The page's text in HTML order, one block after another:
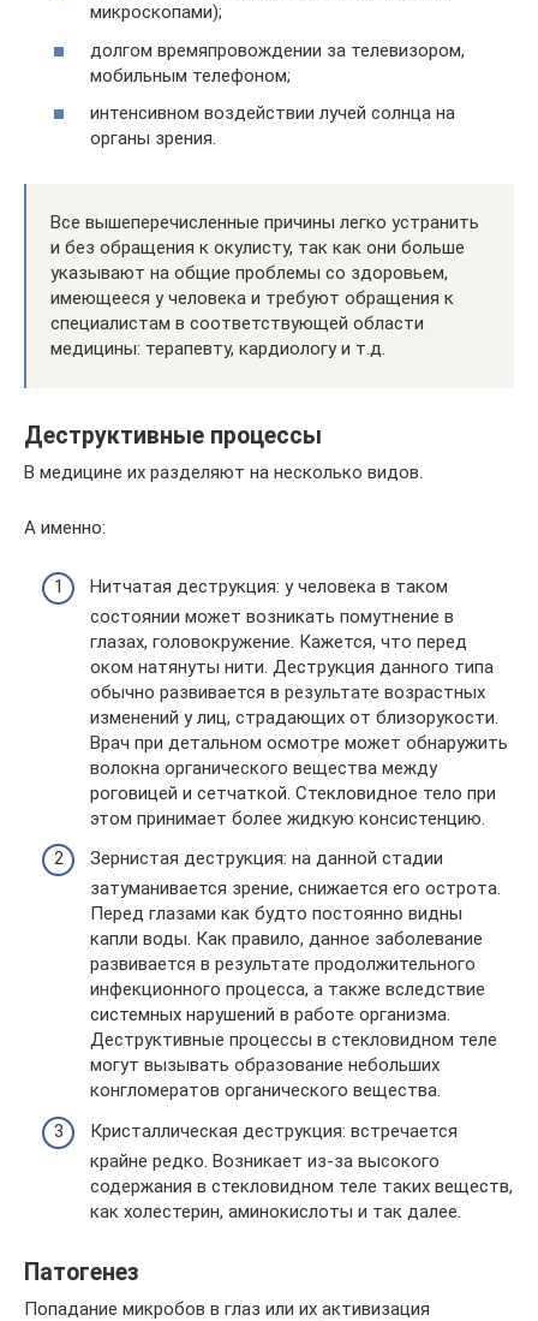
микроскопами);
долгом времяпровождении за телевизором,
мобильным телефоном;
интенсивном воздействии лучей солнца на
органы зрения.
Все вышеперечисленные причины легко устранить
и без обращения к окулисту, так как они больше
указывают на общие проблемы со здоровьем,
имеющееся у человека и требуют обращения к
специалистам в соответствующей области
медицины: терапевту, кардиологу и т.д.
Деструктивные процессы
В медицине их разделяют на несколько видов.
А именно:
Нитчатая деструкция: у человека в таком
состоянии может возникать помутнение в
глазах, головокружение. Кажется, что перед
оком натянуты нити. Деструкция данного типа
обычно развивается в результате возрастных
изменений у лиц, страдающих от близорукости.
Врач при детальном осмотре может обнаружить
волокна органического вещества между
роговицей и сетчаткой. Стекловидное тело при
этом принимает более жидкую консистенцию.
Зернистая деструкция: на данной стадии
затуманивается зрение, снижается его острота.
Перед глазами как будто постоянно видны
капли воды. Как правило, данное заболевание
развивается в результате продолжительного
инфекционного процесса, а также вследствие
системных нарушений в работе организма.
Деструктивные процессы в стекловидном теле
могут вызывать образование небольших
конгломератов органического вещества.
Кристаллическая деструкция: встречается
крайне редко. Возникает из-за высокого
содержания в стекловидном теле таких веществ,
как холестерин, аминокислоты и так далее.
Патогенез
Попадание микробов в глаз или их активизация